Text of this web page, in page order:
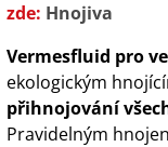
zde: Hnojiva
Vermesfluid pro
ekologickým
přihnojování
Pravidelným